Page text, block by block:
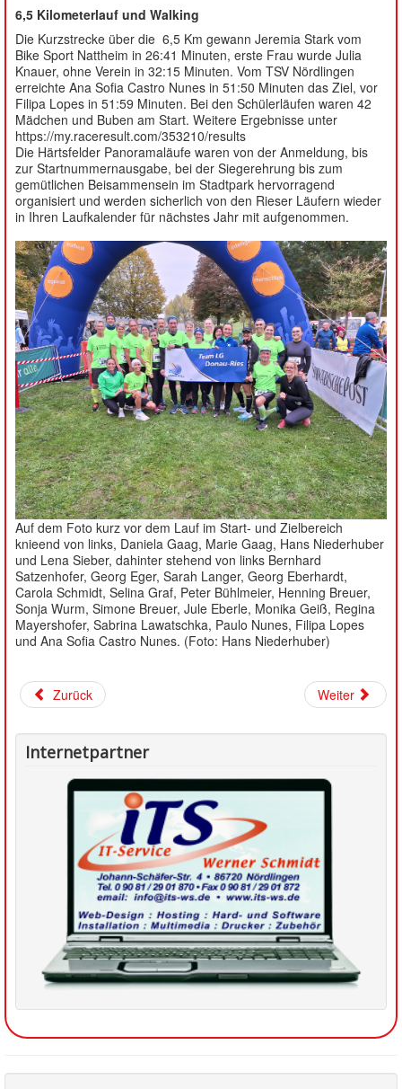
6,5 Kilometerlauf und Walking
Die Kurzstrecke über die 6,5 Km gewann Jeremia Stark vom
Bike Sport Nattheim in 26:41 Minuten, erste Frau wurde Julia
Knauer, ohne Verein in 32:15 Minuten. Vom TSV Nördlingen
erreichte Ana Sofia Castro Nunes in 51:50 Minuten das Ziel, vor
Filipa Lopes in 51:59 Minuten. Bei den Schülerläufen waren 42
Mädchen und Buben am Start. Weitere Ergebnisse unter
https://my.raceresult.com/353210/results
Die Härtsfelder Panoramaläufe waren von der Anmeldung, bis
zur Startnummernausgabe, bei der Siegerehrung bis zum
gemütlichen Beisammensein im Stadtpark hervorragend
organisiert und werden sicherlich von den Rieser Läufern wieder
in Ihren Laufkalender für nächstes Jahr mit aufgenommen.
Auf dem Foto kurz vor dem Lauf im Start- und Zielbereich
knieend von links, Daniela Gaag, Marie Gaag, Hans Niederhuber
und Lena Sieber, dahinter stehend von links Bernhard
Satzenhofer, Georg Eger, Sarah Langer, Georg Eberhardt,
Carola Schmidt, Selina Graf, Peter Bühlmeier, Henning Breuer,
Sonja Wurm, Simone Breuer, Jule Eberle, Monika Geiß, Regina
Mayershofer, Sabrina Lawatschka, Paulo Nunes, Filipa Lopes
und Ana Sofia Castro Nunes. (Foto: Hans Niederhuber)
Zurück Weiter
Internetpartner